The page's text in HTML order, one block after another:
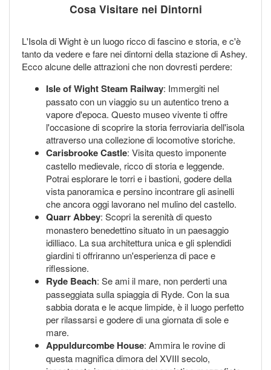
Cosa Visitare nei Dintorni
L'Isola di Wight è un luogo ricco di fascino e storia, e c'è
tanto da vedere e fare nei dintorni della stazione di Ashey.
Ecco alcune delle attrazioni che non dovresti perdere:
Isle of Wight Steam Railway: Immergiti nel
passato con un viaggio su un autentico treno a
vapore d'epoca. Questo museo vivente ti offre
l'occasione di scoprire la storia ferroviaria dell'isola
attraverso una collezione di locomotive storiche.
Carisbrooke Castle: Visita questo imponente
castello medievale, ricco di storia e leggende.
Potrai esplorare le torri e i bastioni, godere della
vista panoramica e persino incontrare gli asinelli
che ancora oggi lavorano nel mulino del castello.
Quarr Abbey: Scopri la serenità di questo
monastero benedettino situato in un paesaggio
idilliaco. La sua architettura unica e gli splendidi
giardini ti offriranno un'esperienza di pace e
riflessione.
Ryde Beach: Se ami il mare, non perderti una
passeggiata sulla spiaggia di Ryde. Con la sua
sabbia dorata e le acque limpide, è il luogo perfetto
per rilassarsi e godere di una giornata di sole e
mare.
Appuldurcombe House: Ammira le rovine di
questa magnifica dimora del XVIII secolo,